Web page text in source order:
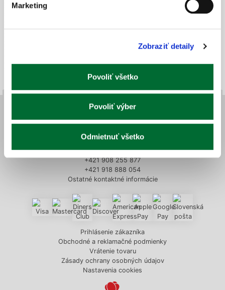
Marketing
Zobraziť detaily
Povoliť všetko
Povoliť výber
Odmietnuť všetko
Záhradná plastová krhla 1,8l
Prihlásenie zákazníka
Obchodné a reklamačné podmienky
Vrátenie tovaru
Zásady ochrany osobných údajov
Nastavenia cookies
KVETY TATRY – SLOVENSKO, s.r.o.
Hlavná 6
kvetytatry@kvetytatry.sk
+421 52 788 7017
+421 908 255 877
+421 918 888 054
Ostatné kontaktné informácie